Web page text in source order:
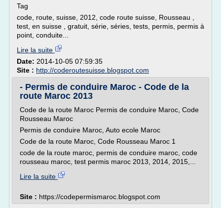
Tag
code, route, suisse, 2012, code route suisse, Rousseau ,
test, en suisse , gratuit, série, séries, tests, permis, permis à
point, conduite...
Lire la suite
Date: 2014-10-05 07:59:35
Site : http://coderoutesuisse.blogspot.com
- Permis de conduire Maroc - Code de la
route Maroc 2013
Code de la route Maroc Permis de conduire Maroc, Code
Rousseau Maroc
Permis de conduire Maroc, Auto ecole Maroc
Code de la route Maroc, Code Rousseau Maroc 1
code de la route maroc, permis de conduire maroc, code
rousseau maroc, test permis maroc 2013, 2014, 2015,...
Lire la suite
Site : https://codepermismaroc.blogspot.com